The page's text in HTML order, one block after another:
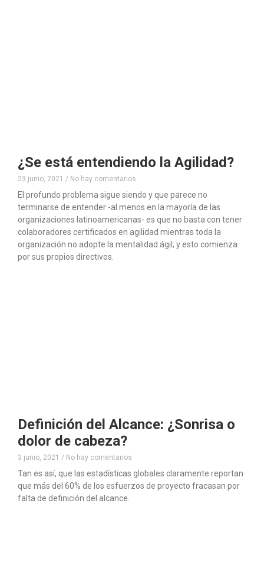
¿Se está entendiendo la Agilidad?
23 junio, 2021 No hay comentarios
El profundo problema sigue siendo y que parece no
terminarse de entender -al menos en la mayoría de las
organizaciones latinoamericanas- es que no basta con tener
colaboradores certificados en agilidad mientras toda la
organización no adopte la mentalidad ágil; y esto comienza
por sus propios directivos.
Definición del Alcance: ¿Sonrisa o
dolor de cabeza?
3 junio, 2021 No hay comentarios
Tan es así, que las estadísticas globales claramente reportan
que más del 60% de los esfuerzos de proyecto fracasan por
falta de definición del alcance.